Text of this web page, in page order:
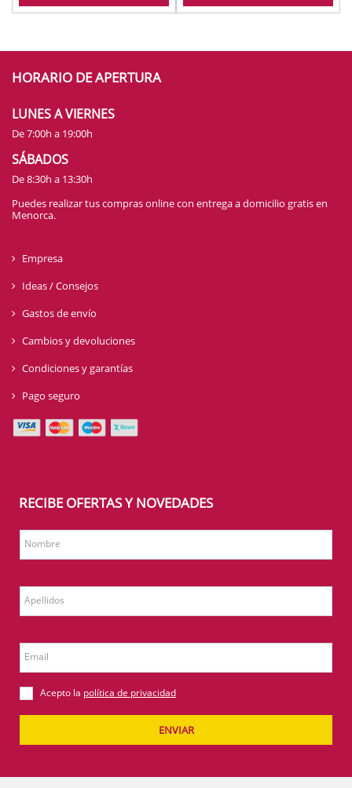
HORARIO DE APERTURA
LUNES A VIERNES
De 7:00h a 19:00h
SÁBADOS
De 8:30h a 13:30h
Puedes realizar tus compras online con entrega a domicilio gratis en
Menorca.
Empresa
Ideas / Consejos
Gastos de envío
Cambios y devoluciones
Condiciones y garantías
Pago seguro
RECIBE OFERTAS Y NOVEDADES
Nombre
Apellidos
Email
Acepto la política de privacidad
ENVIAR